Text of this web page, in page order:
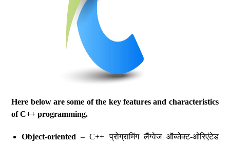
Here below are some of the key features and characteristics
of C++ programming.
Object-oriented – C++ प्रोग्रामिंग लैंग्वेज ऑब्जेक्ट-ओरिएंटेड